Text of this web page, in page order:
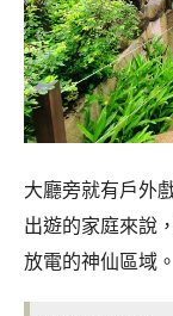
大廳旁就有戶外
出遊的家庭來說
放電的神仙區域。